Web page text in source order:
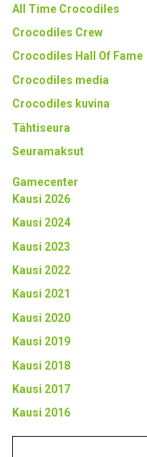
All Time Crocodiles
Crocodiles Crew
Crocodiles Hall Of Fame
Crocodiles media
Crocodiles kuvina
Tähtiseura
Seuramaksut
Gamecenter
Kausi 2026
Kausi 2024
Kausi 2023
Kausi 2022
Kausi 2021
Kausi 2020
Kausi 2019
Kausi 2018
Kausi 2017
Kausi 2016